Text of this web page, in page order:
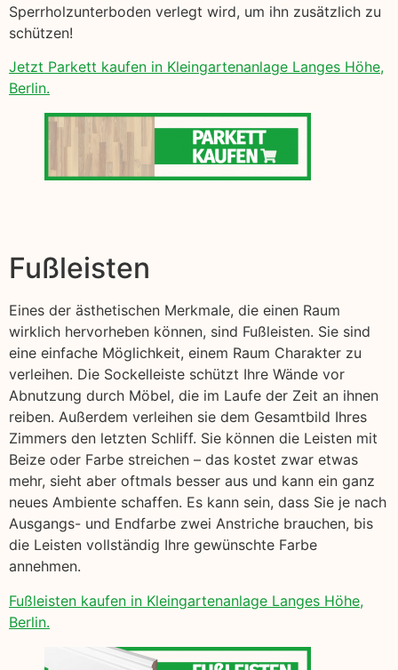
Sperrholzunterboden verlegt wird, um ihn zusätzlich zu
schützen!
Jetzt Parkett kaufen in Kleingartenanlage Langes Höhe,
Berlin.
Fußleisten
Eines der ästhetischen Merkmale, die einen Raum
wirklich hervorheben können, sind Fußleisten. Sie sind
eine einfache Möglichkeit, einem Raum Charakter zu
verleihen. Die Sockelleiste schützt Ihre Wände vor
Abnutzung durch Möbel, die im Laufe der Zeit an ihnen
reiben. Außerdem verleihen sie dem Gesamtbild Ihres
Zimmers den letzten Schliff. Sie können die Leisten mit
Beize oder Farbe streichen – das kostet zwar etwas
mehr, sieht aber oftmals besser aus und kann ein ganz
neues Ambiente schaffen. Es kann sein, dass Sie je nach
Ausgangs- und Endfarbe zwei Anstriche brauchen, bis
die Leisten vollständig Ihre gewünschte Farbe
annehmen.
Fußleisten kaufen in Kleingartenanlage Langes Höhe,
Berlin.